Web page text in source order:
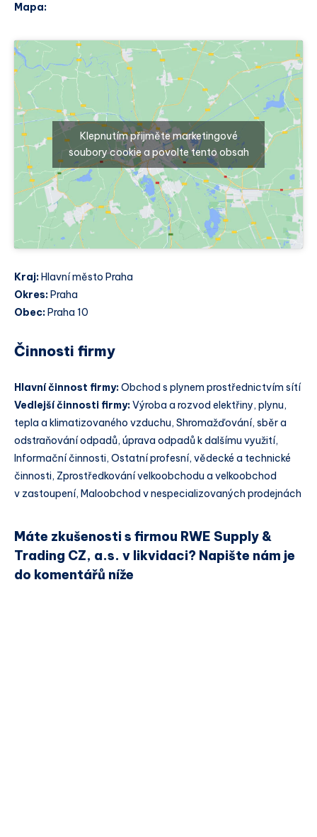
Mapa:
Klepnutím přijměte marketingové
soubory cookie a povolte tento obsah
Kraj: Hlavní město Praha
Okres: Praha
Obec: Praha 10
Činnosti firmy
Hlavní činnost firmy:Obchod s plynem prostřednictvím sítí
Vedlejší činnosti firmy:Výroba a rozvod elektřiny, plynu,
tepla a klimatizovaného vzduchu, Shromažďování, sběr a
odstraňování odpadů, úprava odpadů k dalšímu využití,
Informační činnosti, Ostatní profesní, vědecké a technické
činnosti, Zprostředkování velkoobchodu a velkoobchod
v zastoupení, Maloobchod v nespecializovaných prodejnách
Máte zkušenosti s firmou RWE Supply &
Trading CZ, a.s. v likvidaci? Napište nám je
do komentářů níže